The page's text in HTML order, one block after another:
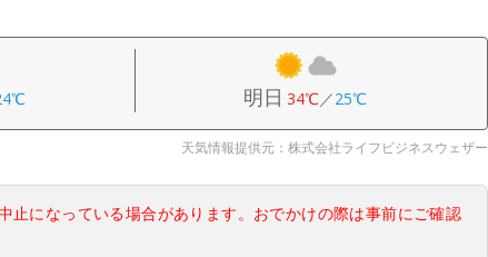
明日 34℃／25℃
天気情報提供元：株式会社ライフビジネスウェザー
止になっている場合があります。おでかけの際は事前にご確認